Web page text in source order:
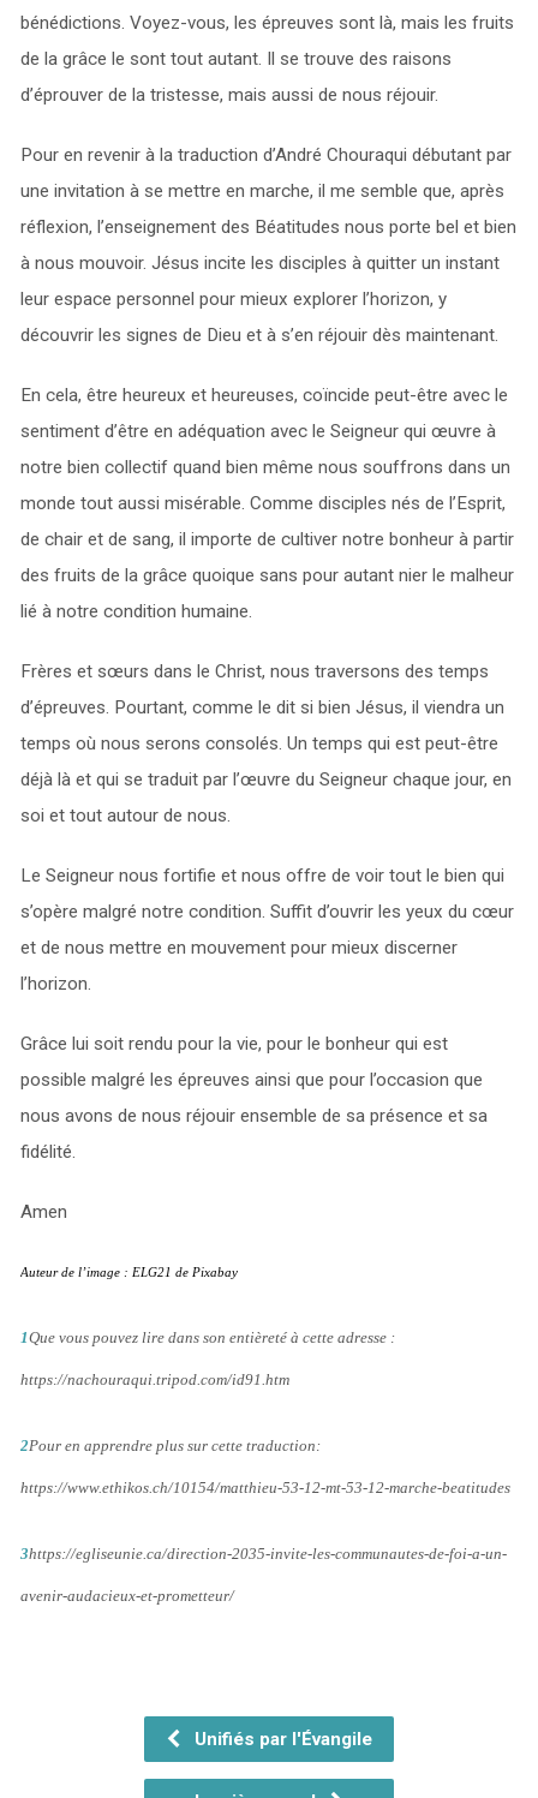
bénédictions. Voyez-vous, les épreuves sont là, mais les fruits
de la grâce le sont tout autant. Il se trouve des raisons
d’éprouver de la tristesse, mais aussi de nous réjouir.
Pour en revenir à la traduction d’André Chouraqui débutant par
une invitation à se mettre en marche, il me semble que, après
réflexion, l’enseignement des Béatitudes nous porte bel et bien
à nous mouvoir. Jésus incite les disciples à quitter un instant
leur espace personnel pour mieux explorer l’horizon, y
découvrir les signes de Dieu et à s’en réjouir dès maintenant.
En cela, être heureux et heureuses, coïncide peut-être avec le
sentiment d’être en adéquation avec le Seigneur qui œuvre à
notre bien collectif quand bien même nous souffrons dans un
monde tout aussi misérable. Comme disciples nés de l’Esprit,
de chair et de sang, il importe de cultiver notre bonheur à partir
des fruits de la grâce quoique sans pour autant nier le malheur
lié à notre condition humaine.
Frères et sœurs dans le Christ, nous traversons des temps
d’épreuves. Pourtant, comme le dit si bien Jésus, il viendra un
temps où nous serons consolés. Un temps qui est peut-être
déjà là et qui se traduit par l’œuvre du Seigneur chaque jour, en
soi et tout autour de nous.
Le Seigneur nous fortifie et nous offre de voir tout le bien qui
s’opère malgré notre condition. Suffit d’ouvrir les yeux du cœur
et de nous mettre en mouvement pour mieux discerner
l’horizon.
Grâce lui soit rendu pour la vie, pour le bonheur qui est
possible malgré les épreuves ainsi que pour l’occasion que
nous avons de nous réjouir ensemble de sa présence et sa
fidélité.
Amen
Auteur de l’image : ELG21 de Pixabay
1Que vous pouvez lire dans son entièreté à cette adresse :
https://nachouraqui.tripod.com/id91.htm
2Pour en apprendre plus sur cette traduction:
https://www.ethikos.ch/10154/matthieu-53-12-mt-53-12-marche-beatitudes
3https://egliseunie.ca/direction-2035-invite-les-communautes-de-foi-a-un-
avenir-audacieux-et-prometteur/
Unifiés par l'Évangile